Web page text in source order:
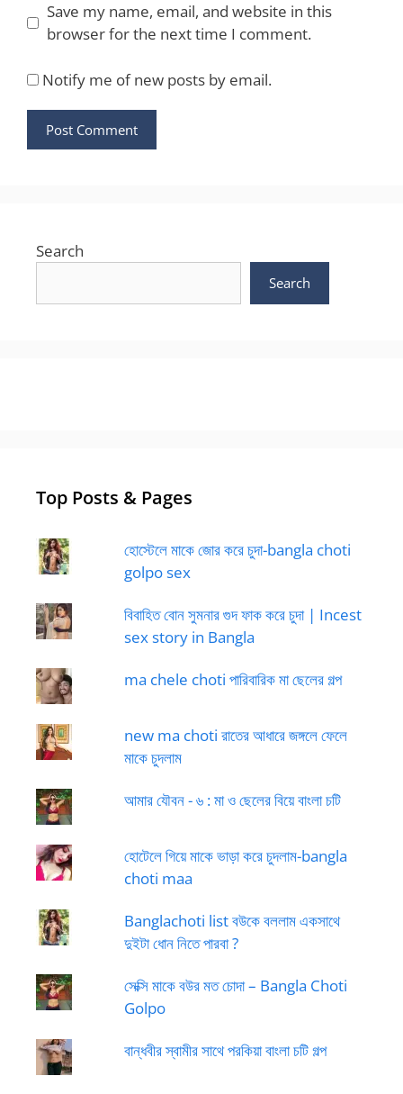
Save my name, email, and website in this
browser for the next time I comment.
Notify me of new posts by email.
Search
Search
Top Posts & Pages
হোস্টেলে মাকে জোর করে চুদা-bangla choti
golpo sex
বিবাহিত বোন সুমনার গুদ ফাক করে চুদা | Incest
sex story in Bangla
ma chele choti পারিবারিক মা ছেলের গল্প
new ma choti রাতের আধারে জঙ্গলে ফেলে
মাকে চুদলাম
আমার যৌবন - ৬ : মা ও ছেলের বিয়ে বাংলা চটি
হোটেলে গিয়ে মাকে ভাড়া করে চুদলাম-bangla
choti maa
Banglachoti list বউকে বললাম একসাথে
দুইটা ধোন নিতে পারবা ?
সেক্সি মাকে বউর মত চোদা – Bangla Choti
Golpo
বান্ধবীর স্বামীর সাথে পরকিয়া বাংলা চটি গল্প